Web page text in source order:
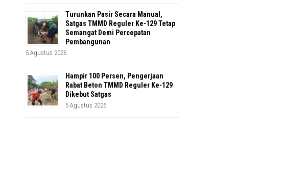
Turunkan Pasir Secara Manual,
Satgas TMMD Reguler Ke-129 Tetap
Semangat Demi Percepatan
Pembangunan
5 Agustus 2026
Hampir 100 Persen, Pengerjaan
Rabat Beton TMMD Reguler Ke-129
Dikebut Satgas
5 Agustus 2026